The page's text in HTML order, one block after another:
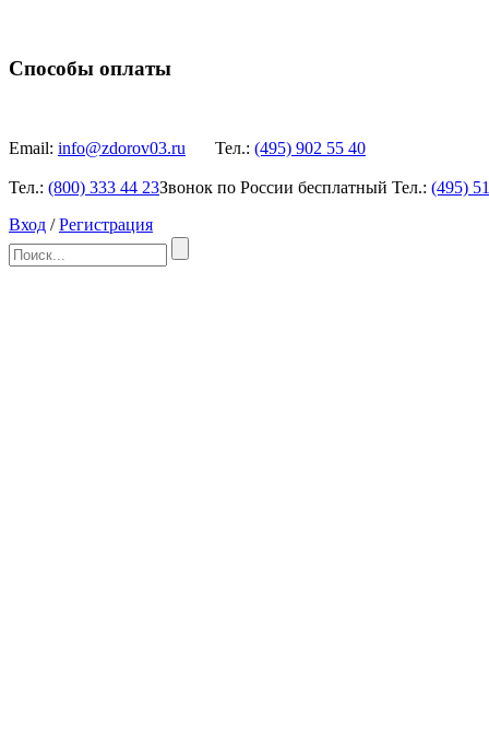
Способы оплаты
Email: info@zdorov03.ru Тел.: (495) 902 55 40
Тел.: (800) 333 44 23Звонок по России бесплатный Тел.: (495)
Вход /Регистрация